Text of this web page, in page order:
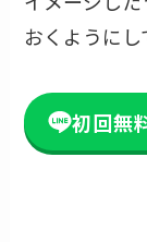
おくようにし
初回無